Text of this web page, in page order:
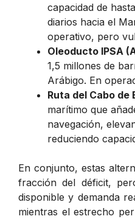
capacidad de
diarios hacia el
operativo, pero
Oleoducto IPSA
1,5 millones de
Arábigo. En
Ruta del Cabo de
marítimo que
navegación,
reduciendo
En conjunto, estas
fracción del déficit,
disponible y demanda
mientras el estrecho